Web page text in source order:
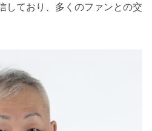
しており、多くのファンとの交